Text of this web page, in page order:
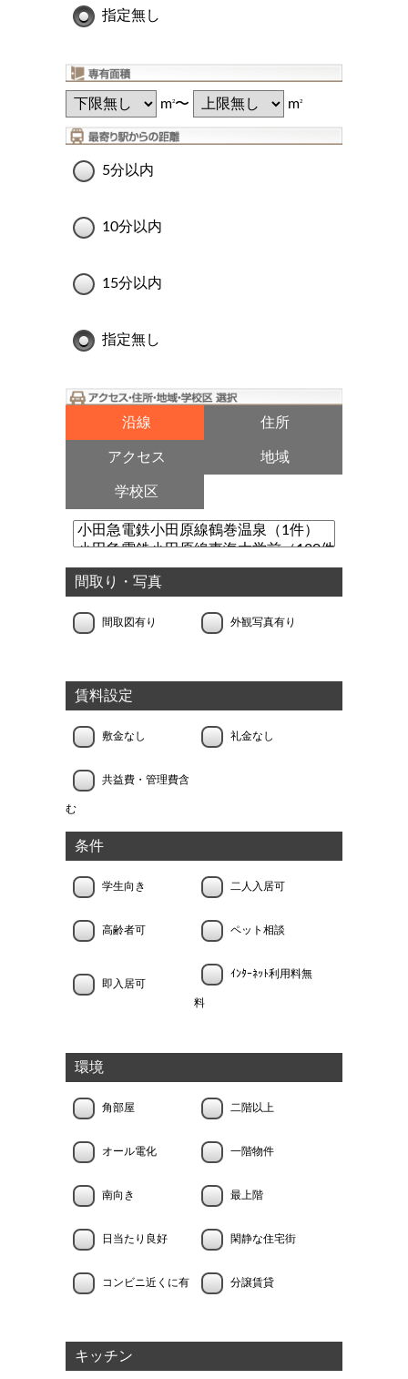
指定無し
m2〜 m2
5分以内
10分以内
15分以内
指定無し
沿線 住所
アクセス 地域
学校区
間取り・写真
間取図有り 外観写真有り
賃料設定
敷金なし 礼金なし
共益費・管理費含
む
条件
学生向き 二人入居可
高齢者可 ペット相談
即入居可
ｲﾝﾀｰﾈｯﾄ利用料無
料
環境
角部屋 二階以上
オール電化 一階物件
南向き 最上階
日当たり良好 閑静な住宅街
コンビニ近くに有 分譲賃貸
キッチン